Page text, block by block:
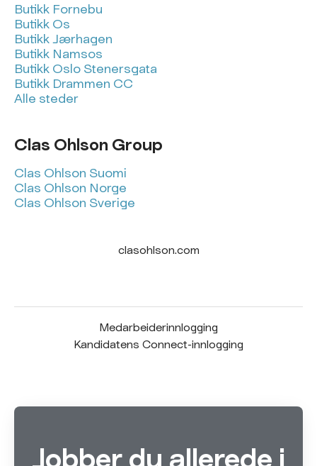
Butikk Fornebu
Butikk Os
Butikk Jærhagen
Butikk Namsos
Butikk Oslo Stenersgata
Butikk Drammen CC
Alle steder
Clas Ohlson Group
Clas Ohlson Suomi
Clas Ohlson Norge
Clas Ohlson Sverige
clasohlson.com
Medarbeiderinnlogging
Kandidatens Connect-innlogging
Jobber du allerede i